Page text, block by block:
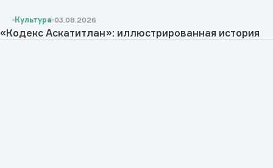
Культура 03.08.2026
«Кодекс Аскатитлан»: иллюстрированная история